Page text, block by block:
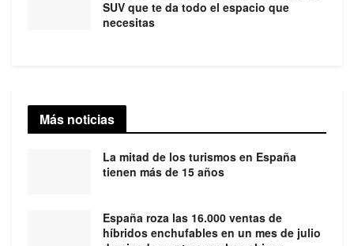
SUV que te da todo el espacio que
necesitas
Más noticias
La mitad de los turismos en España
tienen más de 15 años
España roza las 16.000 ventas de
híbridos enchufables en un mes de julio